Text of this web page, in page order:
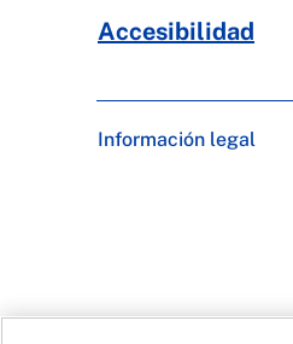
Accesibilidad
Información legal